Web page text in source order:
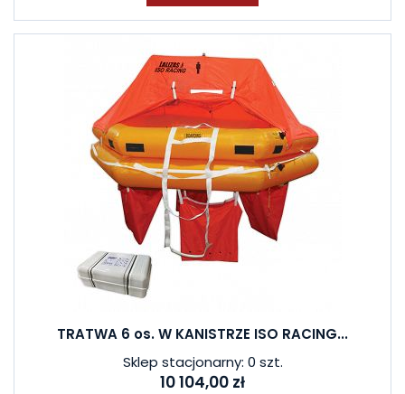
TRATWA 6 os. W KANISTRZE ISO RACING...
Sklep stacjonarny: 0 szt.
10 104,00 zł